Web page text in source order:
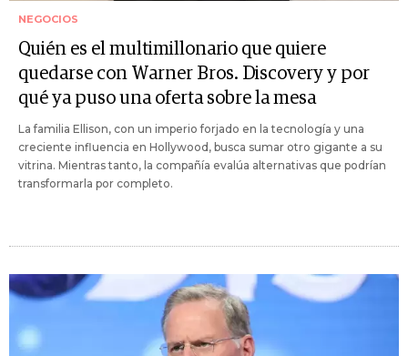
NEGOCIOS
Quién es el multimillonario que quiere
quedarse con Warner Bros. Discovery y por
qué ya puso una oferta sobre la mesa
La familia Ellison, con un imperio forjado en la tecnología y una
creciente influencia en Hollywood, busca sumar otro gigante a su
vitrina. Mientras tanto, la compañía evalúa alternativas que podrían
transformarla por completo.